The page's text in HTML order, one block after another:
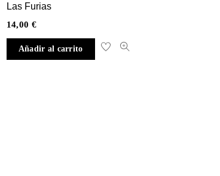
Las Furias
14,00 €
Añadir al carrito